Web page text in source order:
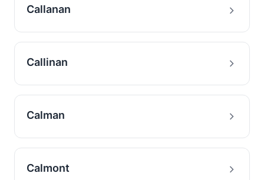
Callanan
Callinan
Calman
Calmont